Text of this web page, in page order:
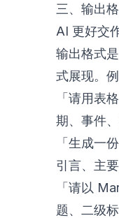
三、输出
AI 更好交
输出格式
式展现。例
「请用表
期、事件、
「生成一
引言、主
「请以
题、二级